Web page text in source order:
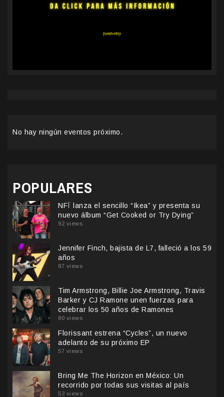
No hay ningún eventos próximo.
POPULARES
NFÏ lanza el sencillo “Ikea” y presenta su
nuevo álbum “Get Cooked or Try Dying”
92 views
Jennifer Finch, bajista de L7, falleció a los 59
años
87 views
Tim Armstrong, Billie Joe Armstrong, Travis
Barker y CJ Ramone unen fuerzas para
celebrar los 50 años de Ramones
80 views
Florissant estrena “Cycles”, un nuevo
adelanto de su próximo EP
57 views
Bring Me The Horizon en México: Un
recorrido por todas sus visitas al país
53 views